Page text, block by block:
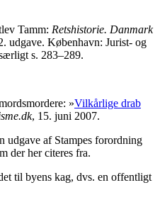
Tamm: Retshistorie. Danmark
udgave. København: Jurist- og
s. 283–289.
»Vilkårlige drab
, 15. juni 2007.
udgave af Stampes forordning
der her citeres fra.
til byens kag, dvs. en offentligt